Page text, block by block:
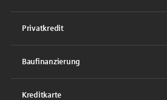
Privatkredit
Baufinanzierung
Kreditkarte